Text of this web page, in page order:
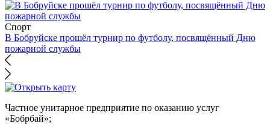
Спорт
В Бобруйске прошёл турнир по футболу, посвящённый Дню
пожарной службы
Частное унитарное предприятие по оказанию услуг
«Бобрбай»;